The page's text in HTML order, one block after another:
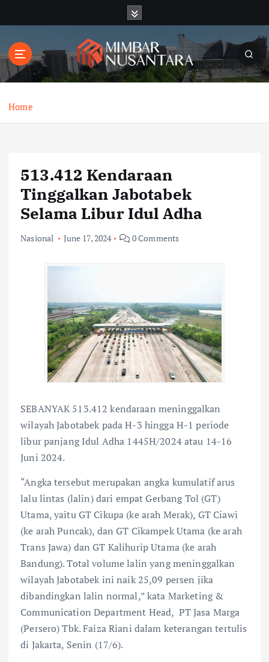
t
o
Home
513.412 Kendaraan
Tinggalkan Jabotabek
Selama Libur Idul Adha
Nasional June 17, 2024 0 Comments
SEBANYAK 513.412 kendaraan meninggalkan
wilayah Jabotabek pada H-3 hingga H-1 periode
libur panjang Idul Adha 1445H/2024 atau 14-16
Juni 2024.
“Angka tersebut merupakan angka kumulatif arus
lalu lintas (lalin) dari empat Gerbang Tol (GT)
Utama, yaitu GT Cikupa (ke arah Merak), GT Ciawi
(ke arah Puncak), dan GT Cikampek Utama (ke arah
Trans Jawa) dan GT Kalihurip Utama (ke arah
Bandung). Total volume lalin yang meninggalkan
wilayah Jabotabek ini naik 25,09 persen jika
dibandingkan lalin normal,” kata Marketing &
Communication Department Head, PT Jasa Marga
(Persero) Tbk. Faiza Riani dalam keterangan tertulis
di Jakarta, Senin (17/6).